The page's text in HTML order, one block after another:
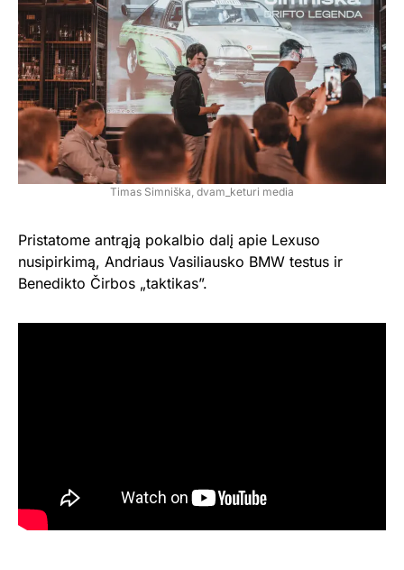
Timas Simniška, dvam_keturi media
Pristatome antrąją pokalbio dalį apie Lexuso
nusipirkimą, Andriaus Vasiliausko BMW testus ir
Benedikto Čirbos „taktikas”.